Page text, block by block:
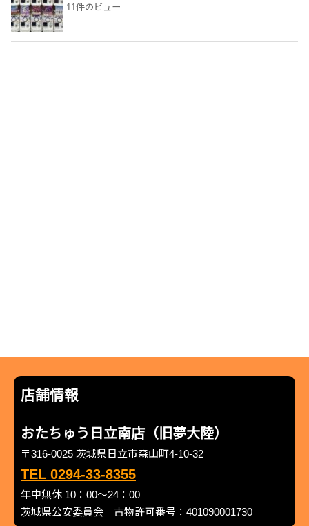
11件のビュー
店舗情報
おたちゅう日立南店（旧夢大陸）
〒316-0025 茨城県日立市森山町4-10-32
TEL 0294-33-8355
年中無休 10：00～24：00
茨城県公安委員会 古物許可番号：401090001730